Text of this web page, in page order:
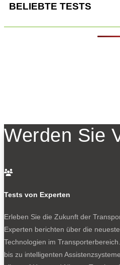
BELIEBTE TESTS
Werden Sie

Tests von Experten
Erleben Sie die Zukunft der
Experten berichten über die
Technologien im
bis zu intelligenten